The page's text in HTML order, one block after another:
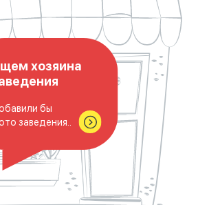
хозяина
бы
заведения..